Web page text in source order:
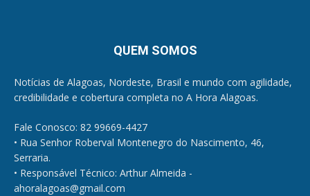
QUEM SOMOS
Notícias de Alagoas, Nordeste, Brasil e mundo com agilidade,
credibilidade e cobertura completa no A Hora Alagoas.
Fale Conosco: 82 99669-4427
• Rua Senhor Roberval Montenegro do Nascimento, 46,
Serraria.
• Responsável Técnico: Arthur Almeida -
ahoralagoas@gmail.com